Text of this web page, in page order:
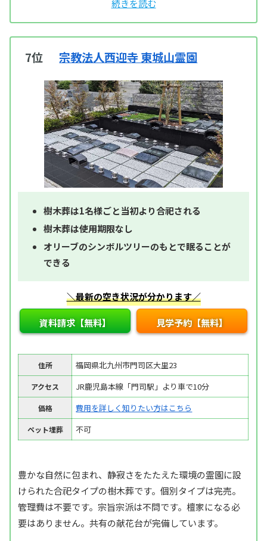
7位 宗教法人西迎寺 東城山霊園
樹木葬は1名様ごと当初より合祀される
樹木葬は使用期限なし
オリーブのシンボルツリーのもとで眠ることが
できる
＼最新の空き状況が分かります／
資料請求【無料】 見学予約【無料】
住所 福岡県北九州市門司区大里23
アクセス JR鹿児島本線「門司駅」より車で10分
価格 費用を詳しく知りたい方はこちら
ペット埋葬 不可
豊かな自然に包まれ、静寂さをたたえた環境の霊園に設
けられた合祀タイプの樹木葬です。個別タイプは完売。
管理費は不要です。宗旨宗派は不問です。檀家になる必
要はありません。共有の献花台が完備しています。